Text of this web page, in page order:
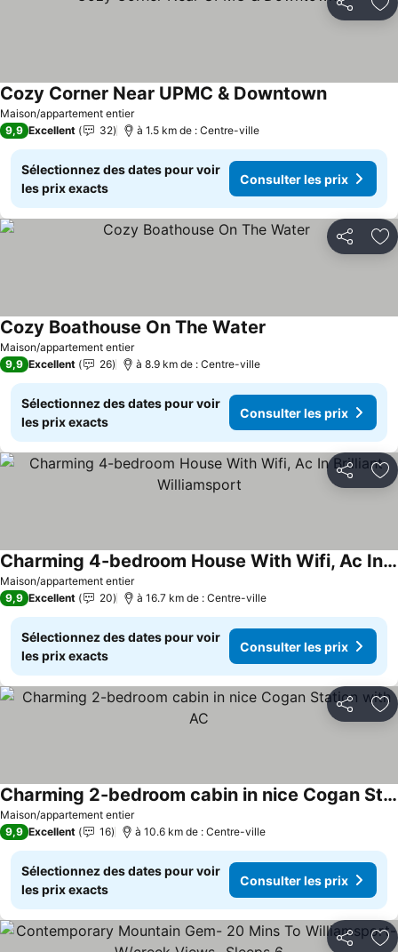
Partager
Maison/appartement entier
Cozy Corner Near UPMC & DowntownConsulter
9,9 Excellent 32 à 1.5 km de : Centre-ville
Sélectionnez des dates pour voir
les prix exacts
Consulter les prix
Partager
Maison/appartement entier
Cozy Boathouse On The Water
9,9 Excellent 26 à 8.9 km de : Centre-ville
Sélectionnez des dates pour voir
les prix exacts
Consulter les prix
Partager
Maison/appartement entier
Charming 4-bedroom House With Wifi, Ac In Brilliant Williamsport
Consulter les prix
9,9 Excellent 20 à 16.7 km de : Centre-ville
Sélectionnez des dates pour voir
les prix exacts
Consulter les prix
Partager
Maison/appartement entier
Charming 2-bedroom cabin in nice Cogan Station with AC
Consulter les prix
9,9 Excellent 16 à 10.6 km de : Centre-ville
Sélectionnez des dates pour voir
les prix exacts
Consulter les prix
Partager